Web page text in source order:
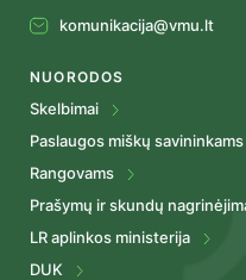
komunikacija@vmu.lt
NUORODOS
Skelbimai
Paslaugos miškų savininkams
Rangovams
Prašymų ir skundų
LR aplinkos ministerija
DUK